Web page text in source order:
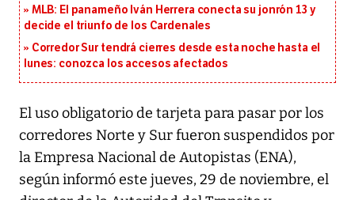
MLB: El panameño Iván Herrera conecta su jonrón 13 y
decide el triunfo de los Cardenales
Corredor Sur tendrá cierres desde esta noche hasta el
lunes: conozca los accesos afectados
El uso obligatorio de tarjeta para pasar por los
corredores Norte y Sur fueron suspendidos por
la Empresa Nacional de Autopistas (ENA),
según informó este jueves, 29 de noviembre, el